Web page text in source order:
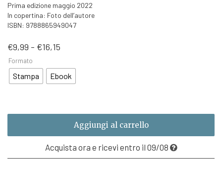
Prima edizione maggio 2022
In copertina: Foto dell’autore
ISBN: 9788865949047
€9,99 - €16,15
da
€9,99
Formato
Stampa Ebook
Aggiungi al carrello
Acquista ora e ricevi entro il 09/08